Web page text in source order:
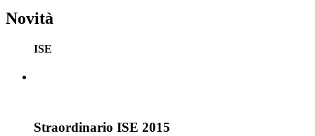
Novità
ISE
Straordinario ISE 2015